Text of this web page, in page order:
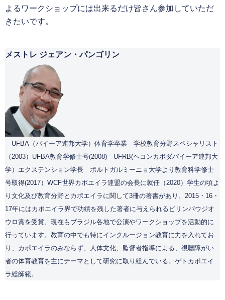
よるワークショップには出来るだけ皆さん参加していただ
きたいです。
メストレ ジェアン・パンゴリン
UFBA（バイーア連邦大学）体育学卒業 学校教育分野スペシャリスト
（2003）UFBA教育学修士号(2008) UFRB(ヘコンカボダバイーア連邦大
学）エクステンション学長 ポルトガルミーニョ大学より教育科学修士
号取得(2017）WCF世界カポエイラ連盟の会長に就任（2020）学生の頃よ
り文化及び教育分野とカポエイラに関して3冊の著書があり、2015・16・
17年にはカポエイラ界で功績を残した著者に与えられるビリンバウジオ
ウロ賞を受賞、現在もブラジル各地で公演やワークショップを活動的に
行っています。教育の中でも特にインクルージョン教育に力を入れてお
り、カポエイラのみならず、人体文化、監督者指導による、視聴障がい
者の体育教育を主にテーマとして研究に取り組んでいる。ゲトカポエイ
ラ総師範。